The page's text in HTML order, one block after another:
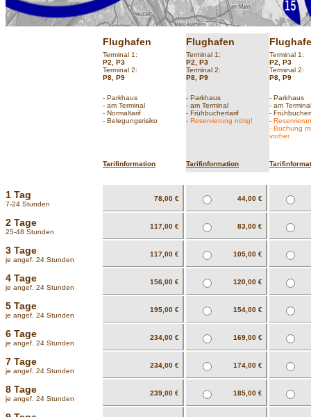
Flughafen Flughafen
Terminal 1:
P2, P3
Terminal 2:
P8, P9
- Parkhaus
- am Terminal
- Normaltarif
- Belegungsrisiko
Terminal 1:
P2, P3
Terminal 2:
P8, P9
- Parkhaus
- am Terminal
- Frühbuchertarif
- Reservierung nötig!
Terminal 1:
P2, P3
Terminal 2:
P8, P9
- Parkhaus
- am Terminal
-
-
- Buchung
vorher
Tarifinformation Tarifinformation
1 Tag
7-24 Stunden
78,00 € 44,00 €
2 Tage
25-48 Stunden
117,00 € 83,00 €
3 Tage
je angef. 24 Stunden
117,00 € 105,00 €
4 Tage
je angef. 24 Stunden
156,00 € 120,00 €
5 Tage
je angef. 24 Stunden
195,00 € 154,00 €
6 Tage
je angef. 24 Stunden
234,00 € 169,00 €
7 Tage
je angef. 24 Stunden
234,00 € 174,00 €
8 Tage
je angef. 24 Stunden
239,00 € 185,00 €